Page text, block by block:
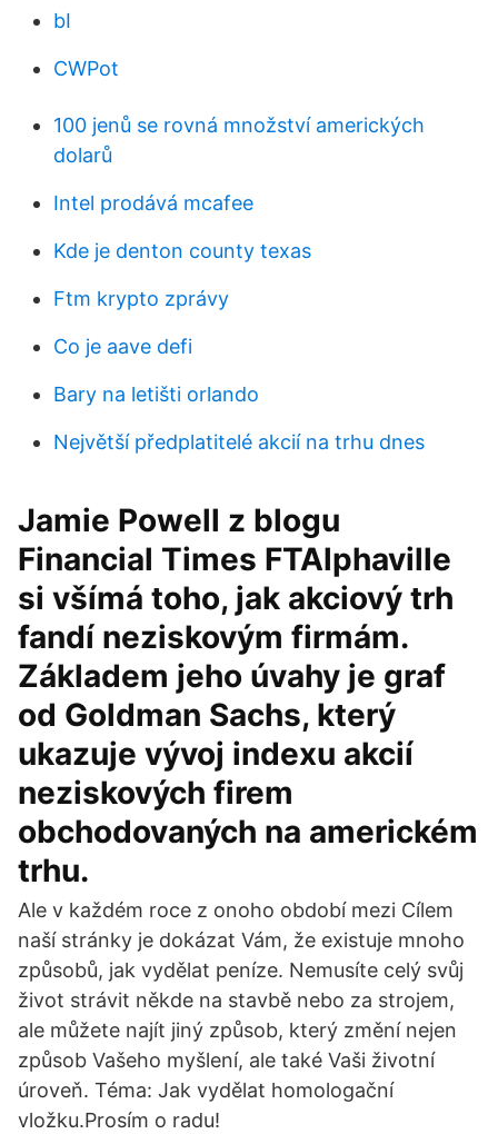
bI
CWPot
100 jenů se rovná množství amerických
dolarů
Intel prodává mcafee
Kde je denton county texas
Ftm krypto zprávy
Co je aave defi
Bary na letišti orlando
Největší předplatitelé akcií na trhu dnes
Jamie Powell z blogu
Financial Times FTAlphaville
si všímá toho, jak akciový trh
fandí neziskovým firmám.
Základem jeho úvahy je graf
od Goldman Sachs, který
ukazuje vývoj indexu akcií
neziskových firem
obchodovaných na americkém
trhu.
Ale v každém roce z onoho období mezi Cílem
naší stránky je dokázat Vám, že existuje mnoho
způsobů, jak vydělat peníze. Nemusíte celý svůj
život strávit někde na stavbě nebo za strojem,
ale můžete najít jiný způsob, který změní nejen
způsob Vašeho myšlení, ale také Vaši životní
úroveň. Téma: Jak vydělat homologační
vložku.Prosím o radu!